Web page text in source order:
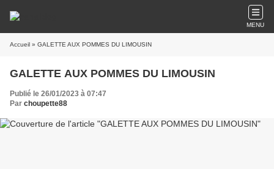
MENU
Accueil » GALETTE AUX POMMES DU LIMOUSIN
GALETTE AUX POMMES DU LIMOUSIN
Publié le 26/01/2023 à 07:47
Par choupette88